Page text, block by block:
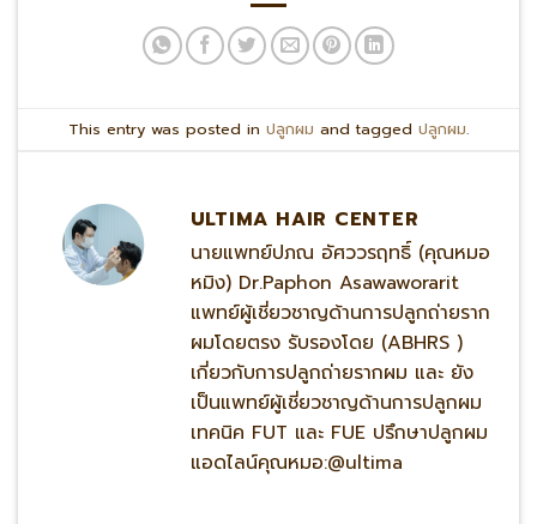
This entry was posted in ปลูกผม and tagged ปลูกผม.
ULTIMA HAIR CENTER
นายแพทย์ปภณ อัศววรฤทธิ์ (คุณหมอ
หมิง) Dr.Paphon Asawaworarit
แพทย์ผู้เชี่ยวชาญด้านการปลูกถ่ายราก
ผมโดยตรง รับรองโดย (ABHRS )
เกี่ยวกับการปลูกถ่ายรากผม และ ยัง
เป็นแพทย์ผู้เชี่ยวชาญด้านการปลูกผม
เทคนิค FUT และ FUE ปรึกษาปลูกผม
แอดไลน์คุณหมอ:@ultima